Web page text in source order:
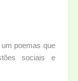
poemas que
sociais e